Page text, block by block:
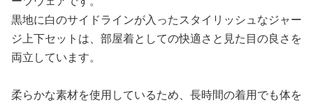
黒地に白のサイドラインが入ったスタイリッシュなジャー
ジ上下セットは、部屋着としての快適さと見た目の良さを
両立しています。
柔らかな素材を使用しているため、長時間の着用でも体を